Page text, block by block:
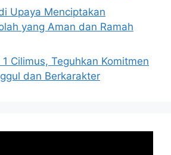
Upaya Menciptakan
yang Aman dan Ramah
Cilimus, Teguhkan Komitmen
dan Berkarakter